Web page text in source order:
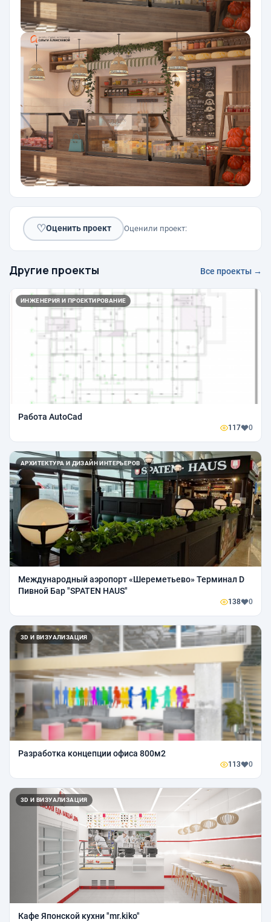
♡Оценить проект Оценили проект:
Другие проекты Все проекты →
ИНЖЕНЕРИЯ И ПРОЕКТИРОВАНИЕ
Работа AutoCad
117 0
АРХИТЕКТУРА И ДИЗАЙН ИНТЕРЬЕРОВ
Международный аэропорт «Шереметьево» Терминал D
Пивной Бар "SPATEN HAUS"
138 0
3D И ВИЗУАЛИЗАЦИЯ
Разработка концепции офиса 800м2
113 0
3D И ВИЗУАЛИЗАЦИЯ
Кафе Японской кухни "mr.kiko"